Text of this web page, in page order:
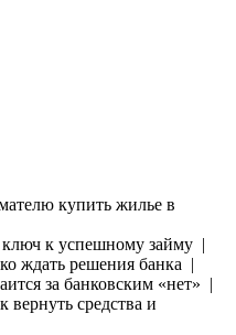
купить жилье в
ключ к успешному займу |
ждать решения банка |
за банковским «нет» |
средства и